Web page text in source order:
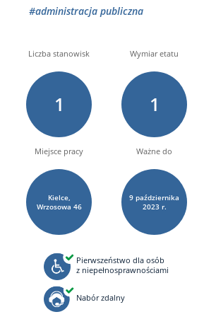
#administracja publiczna
Liczba stanowisk
1
Wymiar etatu
1
Miejsce pracy
Kielce,
Wrzosowa 46
Ważne do
9października
2023 r.
Pierwszeństwo dla osób
z niepełnosprawnościami
Nabór zdalny